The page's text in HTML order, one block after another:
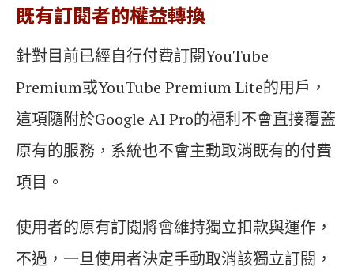
既有訂閱者的權益轉換
針對目前已經自行付費訂閱YouTube
Premium或YouTube Premium Lite的用戶，
這項隨附於Google AI Pro的福利不會直接覆蓋
原有的服務，系統也不會主動取消既有的付費
項目。
使用者的原有訂閱將會維持獨立扣款與運作，
不過，一旦使用者決定手動取消該獨立訂閱，